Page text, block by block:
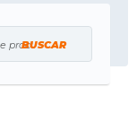
procura?